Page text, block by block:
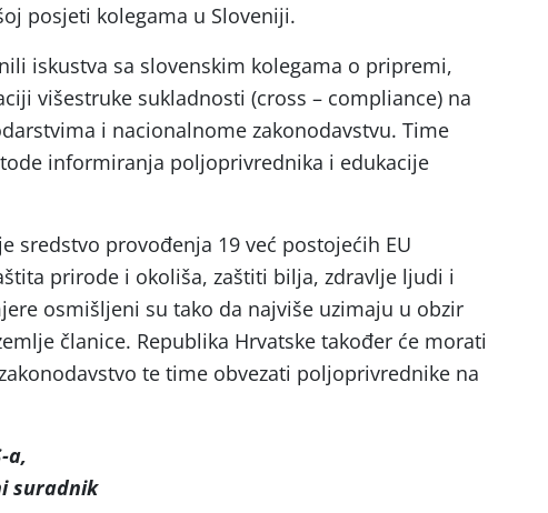
posjeti kolegama u Sloveniji.
iskustva sa slovenskim kolegama o pripremi,
višestruke sukladnosti (cross – compliance) na
i nacionalnome zakonodavstvu. Time
informiranja poljoprivrednika i edukacije
sredstvo provođenja 19 već postojećih EU
prirode i okoliša, zaštiti bilja, zdravlje ljudi i
osmišljeni su tako da najviše uzimaju u obzir
članice. Republika Hrvatske također će morati
te time obvezati poljoprivrednike na
a,
suradnik